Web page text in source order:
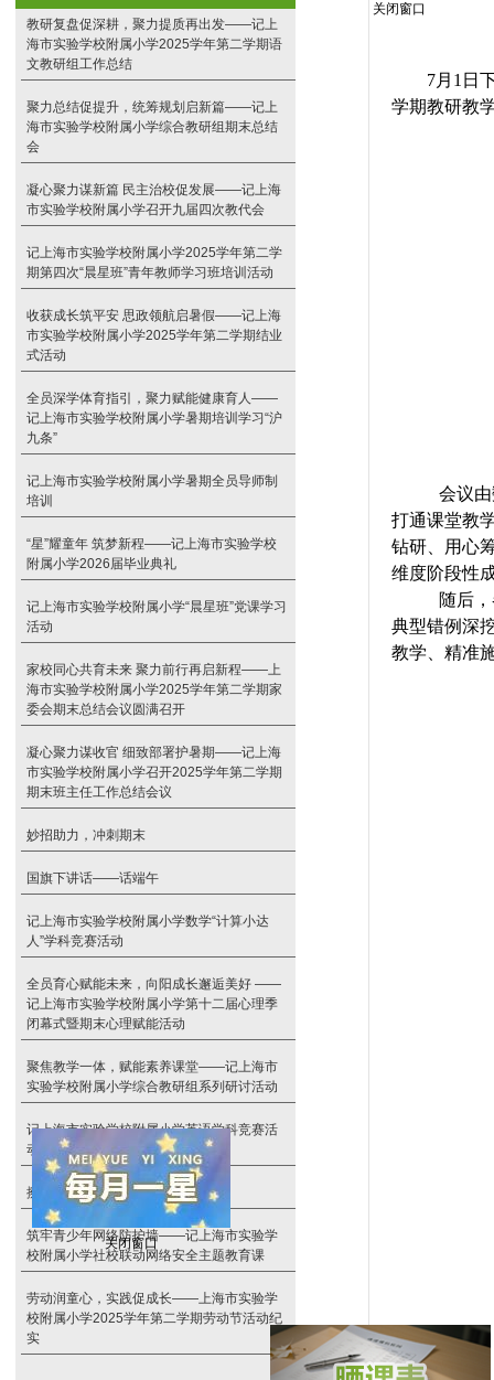
教研复盘促深耕，聚力提质再出发——记上
海市实验学校附属小学2025学年第二学期语
文教研组工作总结
聚力总结促提升，统筹规划启新篇——记上
海市实验学校附属小学综合教研组期末总结
会
凝心聚力谋新篇 民主治校促发展——记上海
市实验学校附属小学召开九届四次教代会
记上海市实验学校附属小学2025学年第二学
期第四次“晨星班”青年教师学习班培训活动
收获成长筑平安 思政领航启暑假——记上海
市实验学校附属小学2025学年第二学期结业
式活动
全员深学体育指引，聚力赋能健康育人——
记上海市实验学校附属小学暑期培训学习“沪
九条”
记上海市实验学校附属小学暑期全员导师制
培训
“星”耀童年 筑梦新程——记上海市实验学校
附属小学2026届毕业典礼
记上海市实验学校附属小学“晨星班”党课学习
活动
家校同心共育未来 聚力前行再启新程——上
海市实验学校附属小学2025学年第二学期家
委会期末总结会议圆满召开
凝心聚力谋收官 细致部署护暑期——记上海
市实验学校附属小学召开2025学年第二学期
期末班主任工作总结会议
妙招助力，冲刺期末
国旗下讲话——话端午
记上海市实验学校附属小学数学“计算小达
人”学科竞赛活动
全员育心赋能未来，向阳成长邂逅美好 ——
记上海市实验学校附属小学第十二届心理季
闭幕式暨期末心理赋能活动
聚焦教学一体，赋能素养课堂——记上海市
实验学校附属小学综合教研组系列研讨活动
记上海市实验学校附属小学英语学科竞赛活
动
擦亮心灵之窗，拥抱光明未来
筑牢青少年网络防护墙——记上海市实验学
校附属小学社校联动网络安全主题教育课
劳动润童心，实践促成长——上海市实验学
校附属小学2025学年第二学期劳动节活动纪
实
7月 1 日
学期教研教
会议
打通课堂教
钻研、用心
维度阶段性
随后
典型错例深
教学、精准
关闭窗口